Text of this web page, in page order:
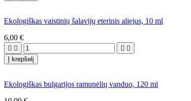
Ekologiškas vaistinių šalavijų eterinis aliejus, 10 ml
6,00 €
   
Į krepšelį
Ekologiškas bulgarijos ramunėlių vanduo, 120 ml